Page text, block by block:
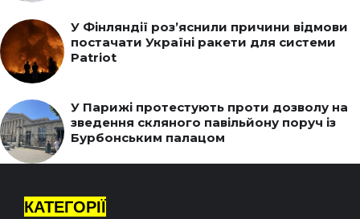
У Фінляндії роз’яснили причини відмови
постачати Україні ракети для системи
Patriot
У Парижі протестують проти дозволу на
зведення скляного павільйону поруч із
Бурбонським палацом
КАТЕГОРІЇ